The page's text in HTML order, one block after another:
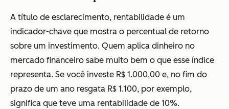
A título de esclarecimento, rentabilidade é um
indicador-chave que mostra o percentual de retorno
sobre um investimento. Quem aplica dinheiro no
mercado financeiro sabe muito bem o que esse índice
representa. Se você investe R$ 1.000,00 e, no fim do
prazo de um ano resgata R$ 1.100, por exemplo,
significa que teve uma rentabilidade de 10%.